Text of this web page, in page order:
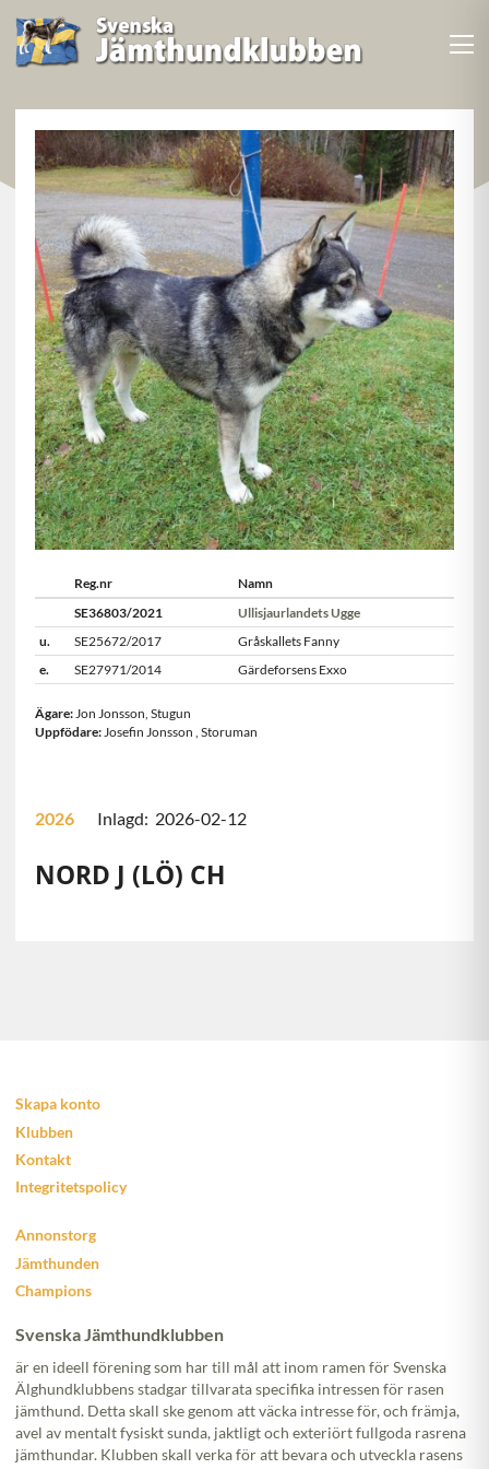
Reg.nr
Namn
SE36803/2021
Ullisjaurlandets Ugge
u.
SE25672/2017
Gråskallets Fanny
e.
SE27971/2014 Gärdeforsens Exxo
Ägare:Jon Jonsson, Stugun
Uppfödare:Josefin Jonsson , Storuman
2026 Inlagd: 2026-02-12
NORD J (LÖ) CH
Skapa konto
Klubben
Kontakt
Integritetspolicy
Annonstorg
Jämthunden
Champions
Svenska Jämthundklubben
är en ideell förening som har till mål att inom ramen för Svenska
Älghundklubbens stadgar tillvarata specifika intressen för rasen
jämthund. Detta skall ske genom att väcka intresse för, och främja,
avel av mentalt fysiskt sunda, jaktligt och exteriört fullgoda rasrena
jämthundar. Klubben skall verka för att bevara och utveckla rasens